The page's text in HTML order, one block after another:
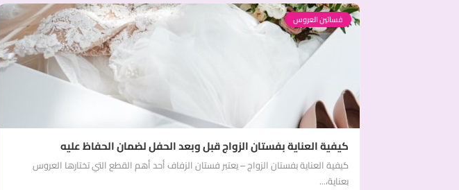
فساتين العروس
كيفية العناية بفستان الزواج قبل وبعد الحفل لضمان الحفاظ عليه
كيفية العناية بفستان الزواج – يعتبر فستان الزفاف أحد أهم القطع التي تختارها العروس
بعناية،...